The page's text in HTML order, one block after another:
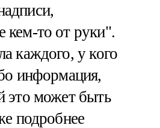
кем-то от руки".
каждого, у кого
информация,
это может быть
подробнее